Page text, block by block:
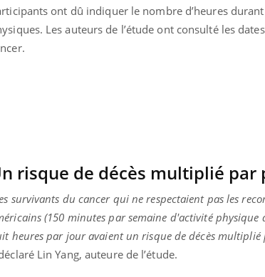
ont dû indiquer le nombre d’heures
Les auteurs de l’étude ont consulté les
risque de décès multiplié par
survivants du cancer qui ne respectaient pas les
(150 minutes par semaine d'activité
heures par jour avaient un risque de décès
Lin Yang, auteure de l’étude.